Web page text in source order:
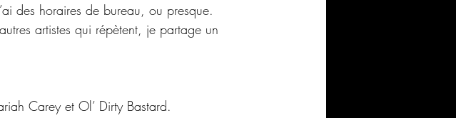
des horaires de bureau, ou presque.
artistes qui répètent, je partage un
Carey et Ol’ Dirty Bastard.